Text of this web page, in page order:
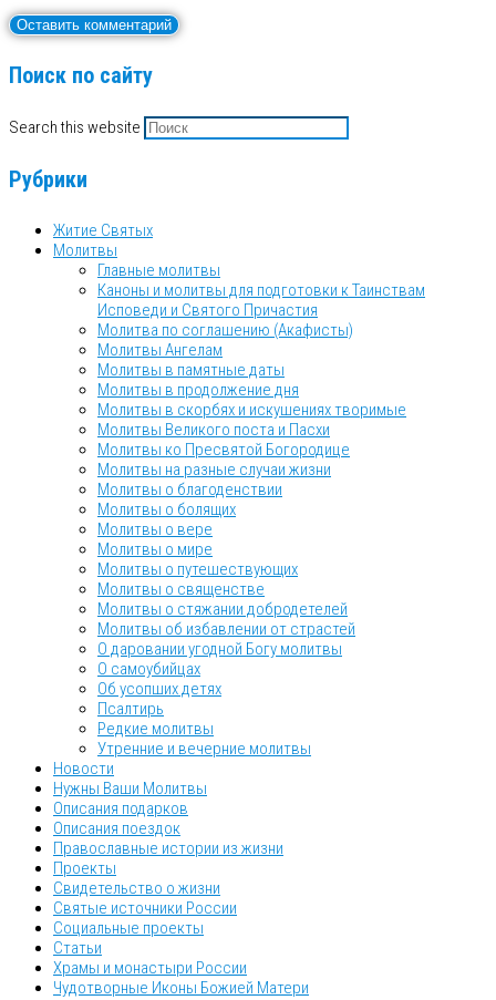
Поиск по сайту
Search this website
Рубрики
Житие Святых
Молитвы
Главные молитвы
Каноны и молитвы для подготовки к Таинствам
Исповеди и Святого Причастия
Молитва по соглашению (Акафисты)
Молитвы Ангелам
Молитвы в памятные даты
Молитвы в продолжение дня
Молитвы в скорбях и искушениях творимые
Молитвы Великого поста и Пасхи
Молитвы ко Пресвятой Богородице
Молитвы на разные случаи жизни
Молитвы о благоденствии
Молитвы о болящих
Молитвы о вере
Молитвы о мире
Молитвы о путешествующих
Молитвы о священстве
Молитвы о стяжании добродетелей
Молитвы об избавлении от страстей
О даровании угодной Богу молитвы
О самоубийцах
Об усопших детях
Псалтирь
Редкие молитвы
Утренние и вечерние молитвы
Новости
Нужны Ваши Молитвы
Описания подарков
Описания поездок
Православные истории из жизни
Проекты
Свидетельство о жизни
Святые источники России
Социальные проекты
Статьи
Храмы и монастыри России
Чудотворные Иконы Божией Матери